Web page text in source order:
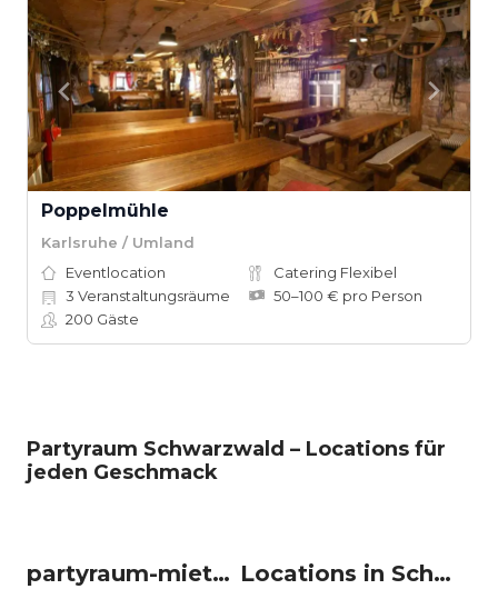
Poppelmühle
Karlsruhe / Umland
Eventlocation
Catering Flexibel
3 Veranstaltungsräume
50–100 € pro Person
200 Gäste
Partyraum Schwarzwald – Locations für
jeden Geschmack
partyraum-mieten um Schwarzwald Locations in Schwarzwald mieten